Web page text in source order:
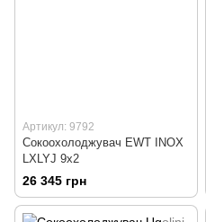
Артикул: 9792
Сокоохолоджувач EWT INOX
LXLYJ 9x2
26 345 грн